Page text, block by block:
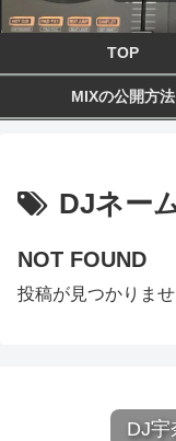
TOP
MIXの公開方法
DJネー
NOT FOUND
投稿が見つかりませ
DJ宇